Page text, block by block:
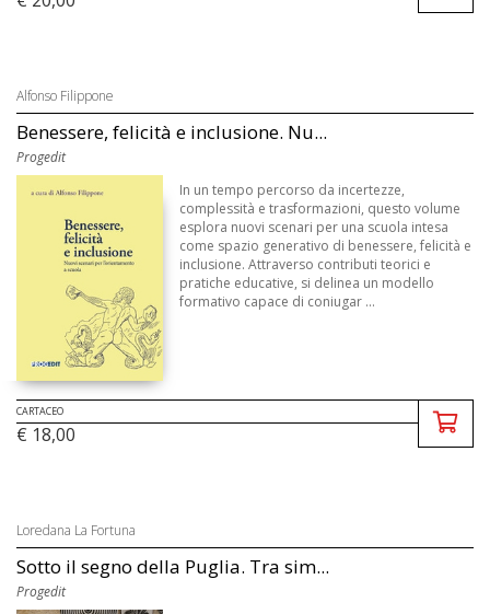
Alfonso Filippone
Benessere, felicità e inclusione. Nu...
Progedit
In un tempo percorso da incertezze,
complessità e trasformazioni, questo volume
esplora nuovi scenari per una scuola intesa
come spazio generativo di benessere, felicità e
inclusione. Attraverso contributi teorici e
pratiche educative, si delinea un modello
formativo capace di coniugar ...
CARTACEO
€ 18,00
Loredana La Fortuna
Sotto il segno della Puglia. Tra sim...
Progedit